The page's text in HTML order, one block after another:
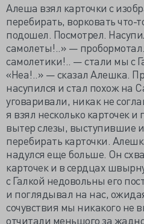
Алеша взял карточки с
перебирать, ворковать что-
подошел. Посмотрел.
самолеты!..» —
самолетики!.. — стали мы с
«Неа!..» — сказал Алешка.
насупился и стал похож на
уговаривали, никак не
я взял несколько карточек
вытер слезы, выступившие
перебирать карточки.
надулся еще больше. Он
карточек и в сердцах
с Галкой недовольны его
и поглядывал на нас,
сочувствия мы никакого не
отчитали меньшого за